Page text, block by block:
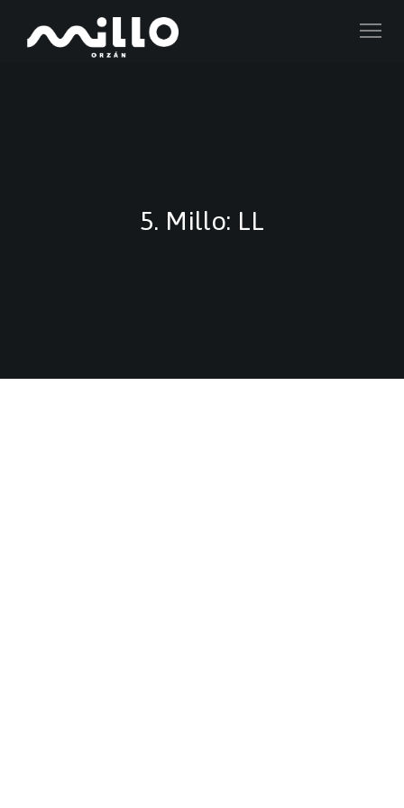
5. Millo: LL